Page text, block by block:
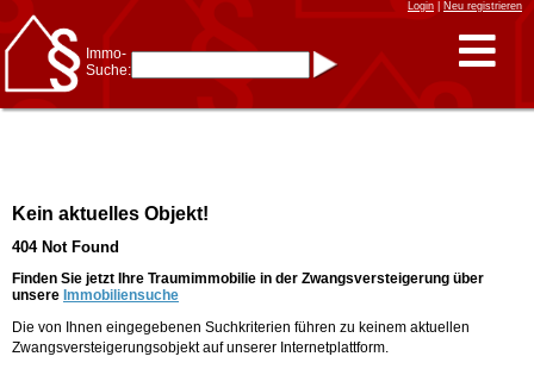
Login| Neu registrieren
Immo-
Suche:
* Suche verfeinern durch
Kombinieren
Frankfurt/Oder
am Main
Immobiliensuche
nach Kreis
nach Amtsgericht
Kein aktuelles Objekt!
404 Not Found
Finden Sie jetzt Ihre Traumimmobilie in der Zwangsversteigerung über
unsere Immobiliensuche
Die von Ihnen eingegebenen Suchkriterien führen zu keinem aktuellen
Zwangsversteigerungsobjekt auf unserer Internetplattform.